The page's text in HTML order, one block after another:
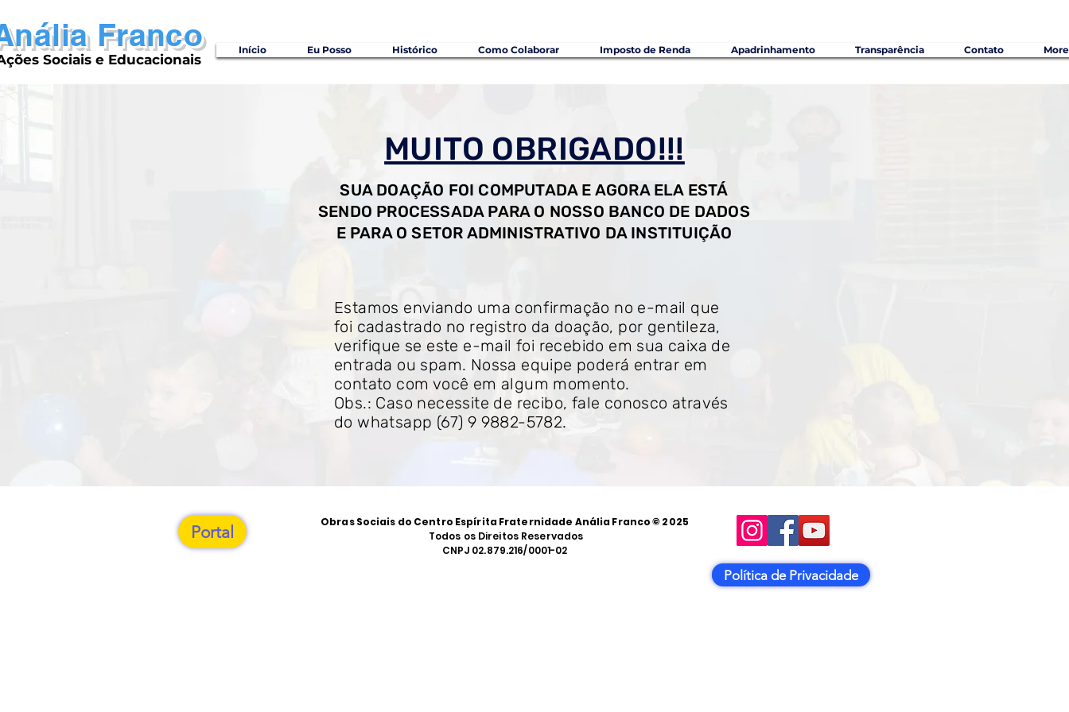
Início Eu Posso Histórico Como Colaborar Imposto de Renda Apadrinhamento Transparência Contato More
Franco
Sociais e Educacionais
MUITO OBRIGADO!!!
SUA DOAÇÃO FOI COMPUTADA E AGORA ELA ESTÁ
SENDO PROCESSADA PARA O NOSSO BANCO DE DADOS
E PARA O SETOR ADMINISTRATIVO DA INSTITUIÇÃO
Estamos enviando uma confirmação no e-mail que
foi cadastrado no registro da doação, por gentileza,
verifique se este e-mail foi recebido em sua caixa de
entrada ou spam. Nossa equipe poderá entrar em
contato com você em algum momento.
Obs.: Caso necessite de recibo, fale conosco através
do whatsapp (67) 9 9882-5782.
Portal Obras Sociais do Centro Espírita Fraternidade Anália Franco© 2025
Todos os Direitos Reservados
CNPJ 02.879.216/0001-02
Política de Privacidade